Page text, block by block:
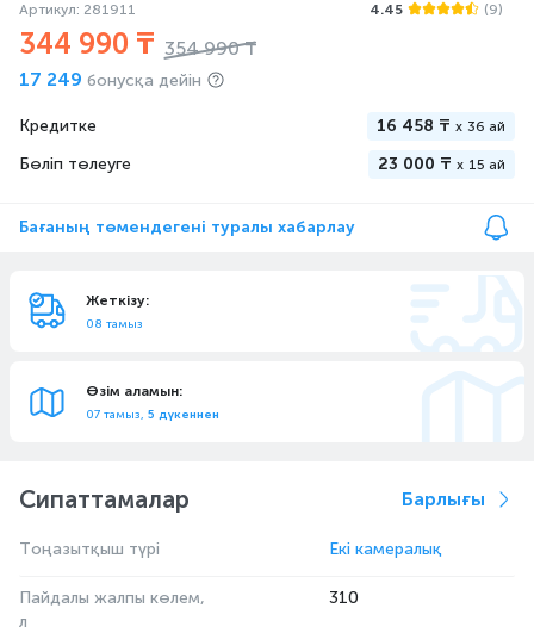
Артикул: 281911 4.45 (9)
344 990 ₸ 354 990 ₸
17 249 бонусқа дейін
Кредитке 16 458 ₸ x 36 ай
Бөліп төлеуге 23 000 ₸ x 15 ай
Бағаның төмендегені туралы хабарлау
Жеткізу:
08 тамыз
Өзім аламын:
07 тамыз, 5 дүкеннен
Сипаттамалар Барлығы
Тоңазытқыш түрі Екі камералық
Пайдалы жалпы көлем,
л
310